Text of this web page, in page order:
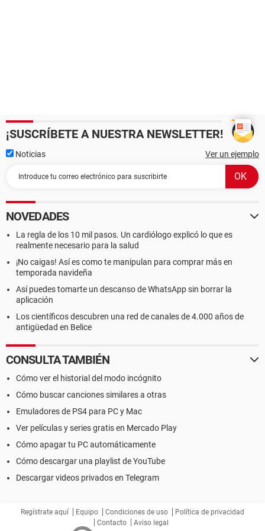
¡SUSCRÍBETE A NUESTRA NEWSLETTER!
Noticias Ver un ejemplo
NOVEDADES
La regla de los 10 mil pasos. Un cardiólogo explicó lo que es
realmente necesario para la salud
¡No caigas! Así es como te manipulan para comprar más en
temporada navideña
Así puedes tomarte un descanso de WhatsApp sin borrar la
aplicación
Los científicos descubren una red de canales de 4.000 años de
antigüedad en Belice
CONSULTA TAMBIÉN
Cómo ver el historial del modo incógnito
Cómo buscar canciones similares a otras
Emuladores de PS4 para PC y Mac
Ver películas y series gratis en Mercado Play
Cómo apagar tu PC automáticamente
Cómo descargar una playlist de YouTube
Descargar videos privados en Telegram
Regístrate aquí Equipo Condiciones de uso
Política de privacidad
Contacto
Aviso legal